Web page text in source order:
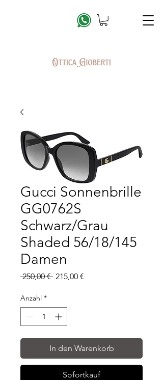
Gucci Sonnenbrille
GG0762S
Schwarz/Grau
Shaded 56/18/145
Damen
250,00 € Standardpreis
215,00 €
Anzahl *
In den Warenkorb
Sofortkauf